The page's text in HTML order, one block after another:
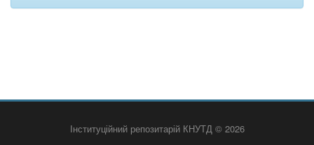
Інституційний репозитарій КНУТД © 2026